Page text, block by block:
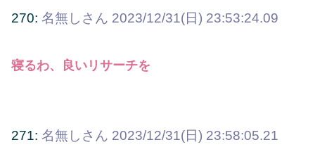
270: 名無しさん 2023/12/31(日) 23:53:24.09
寝るわ、良いリサーチを
271: 名無しさん 2023/12/31(日) 23:58:05.21